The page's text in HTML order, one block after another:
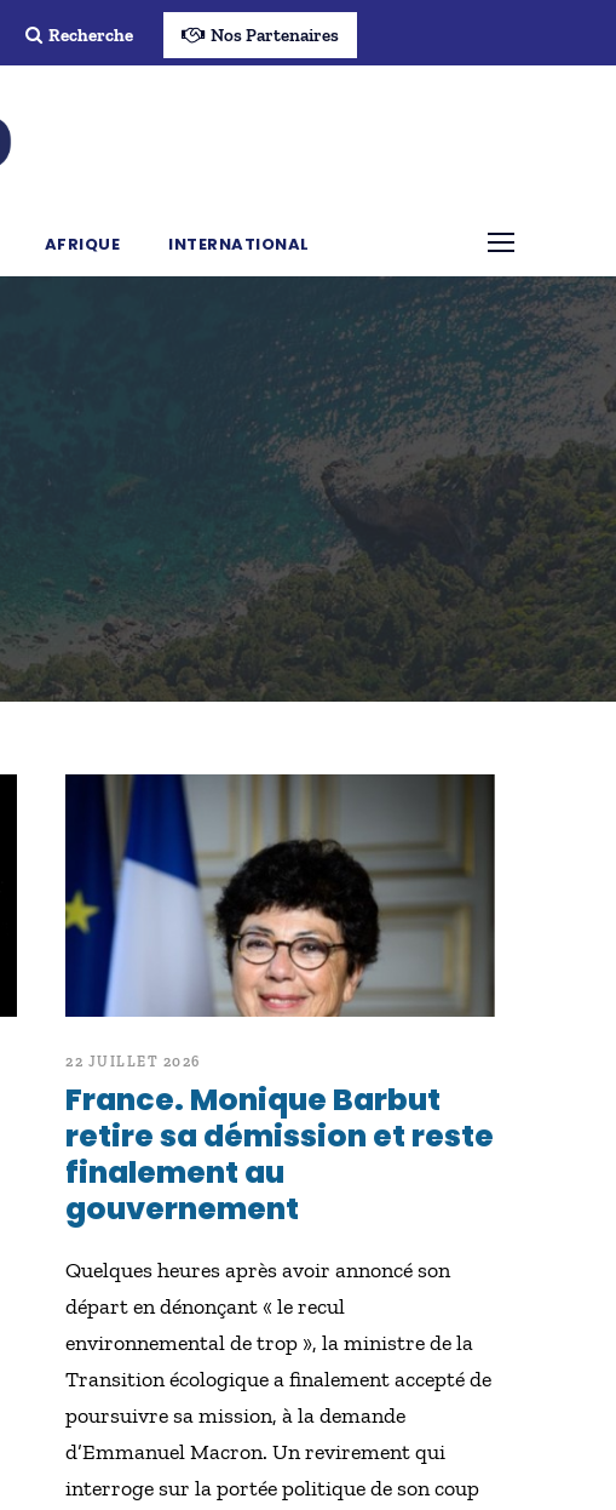
Recherche Nos Partenaires
AFRIQUE INTERNATIONAL
22 JUILLET 2026
France. Monique Barbut
retire sa démission et reste
finalement au
gouvernement
Quelques heures après avoir annoncé son
départ en dénonçant « le recul
environnemental de trop », la ministre de la
Transition écologique a finalement accepté de
poursuivre sa mission, à la demande
d’Emmanuel Macron. Un revirement qui
interroge sur la portée politique de son coup